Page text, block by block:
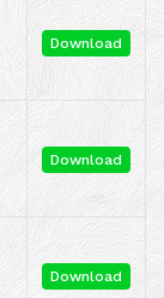
Download
Download
Download